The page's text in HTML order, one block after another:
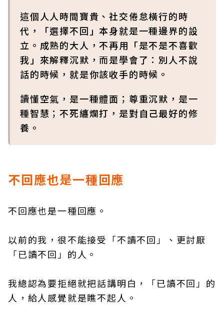
這個人人時間寶貴、社交倦怠橫行的時
代，「選擇不回」本身就是一種邊界的設
立。成熟的大人，不再用「是不是不喜歡
我」來解釋沉默，而是學會了：別人不說
話的時候，就是你該收手的時候。
讀懂空氣，是一種體面；尊重沉默，是一
種智慧；不死纏爛打，是對自己最好的修
養。
不回應也是一種回應
不回應也是一種回應。
以前的我，很不能接受「不讀不回」、更討厭
「已讀不回」的人。
我總認為要拒絕就把話講明白，「已讀不回」的
人，給人感覺就是瞧不起人。